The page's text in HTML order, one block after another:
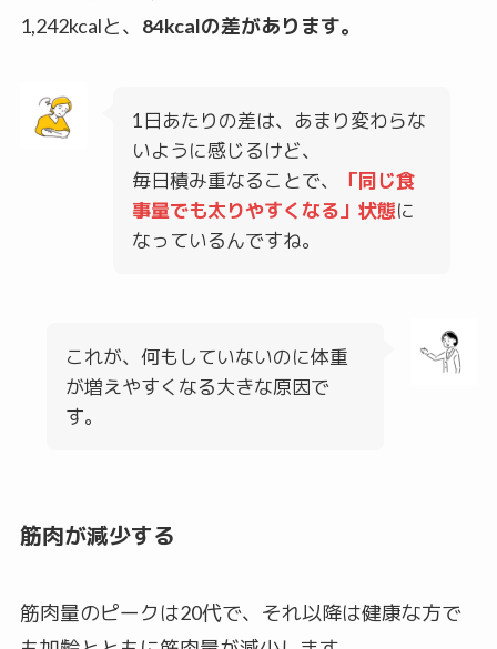
1,242kcalと、 84kcalの差があります。
1日あたりの差は、あまり変わらな
いように感じるけど、
毎日積み重なることで、
「同じ食
事量でも太りやすくなる」状態に
なっているんですね。
これが、何もしていないのに体重
が増えやすくなる大きな原因で
す。
筋肉が減少する
筋肉量のピークは20代で、それ以降は健康な方で